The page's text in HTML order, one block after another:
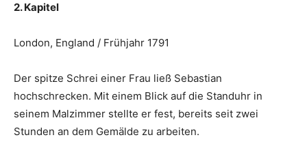
2. Kapitel
London, England / Frühjahr 1791
Der spitze Schrei einer Frau ließ Sebastian
hochschrecken. Mit einem Blick auf die Standuhr in
seinem Malzimmer stellte er fest, bereits seit zwei
Stunden an dem Gemälde zu arbeiten.